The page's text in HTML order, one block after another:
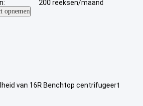
200 reeksen/maand
opnemen
van 16R Benchtop centrifugeert